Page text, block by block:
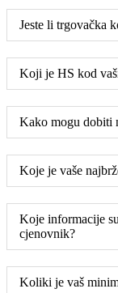
Jeste li trgovačka
Koji je HS kod
Kako mogu dobiti
Koje je vaše
Koje informacije
cjenovnik?
Koliki je vaš